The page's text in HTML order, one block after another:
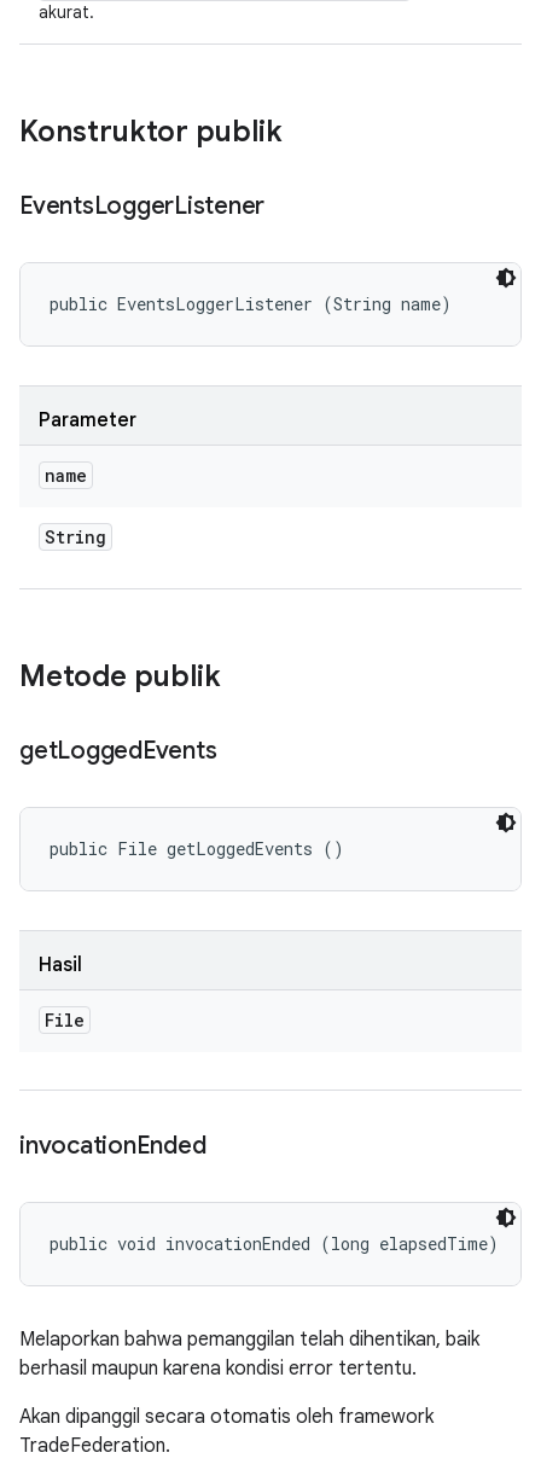
akurat.
Konstruktor publik
EventsLoggerListener
public EventsLoggerListener (String name)
Parameter
name
String
Metode publik
getLoggedEvents
public File getLoggedEvents ()
Hasil
File
invocationEnded
public void invocationEnded (long elapsedTime)
Melaporkan bahwa pemanggilan telah dihentikan, baik
berhasil maupun karena kondisi error tertentu.
Akan dipanggil secara otomatis oleh framework
TradeFederation.